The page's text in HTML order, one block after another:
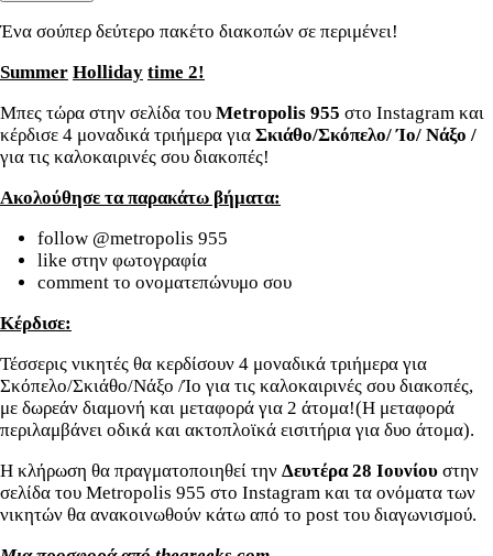
Ένα σούπερ δεύτερο πακέτο διακοπών σε περιμένει!
Summer Holliday time 2!
Μπες τώρα στην σελίδα του Μetropolis 955 στο Instagram και
κέρδισε 4 μοναδικά τριήμερα για Σκιάθο/Σκόπελο/ Ίο/ Νάξο /
για τις καλοκαιρινές σου διακοπές!
Ακολούθησε τα παρακάτω βήματα:
follow @metropolis 955
like στην φωτογραφία
comment το ονοματεπώνυμο σου
Κέρδισε:
Τέσσερις νικητές θα κερδίσουν 4 μοναδικά τριήμερα για
Σκόπελο/Σκιάθο/Νάξο /Ίο για τις καλοκαιρινές σου διακοπές,
με δωρεάν διαμονή και μεταφορά για 2 άτομα!(Η μεταφορά
περιλαμβάνει οδικά και ακτοπλοϊκά εισιτήρια για δυο άτομα).
Η κλήρωση θα πραγματοποιηθεί την Δευτέρα 28 Ιουνίου στην
σελίδα του Metropolis 955 στο Instagram και τα ονόματα των
νικητών θα ανακοινωθούν κάτω από το post του διαγωνισμού.